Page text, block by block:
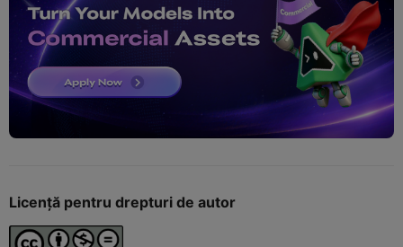
Licență pentru drepturi de autor